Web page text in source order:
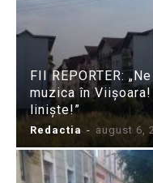
FII REPORTER:
muzica în
liniște!”
Redactia - august 6,